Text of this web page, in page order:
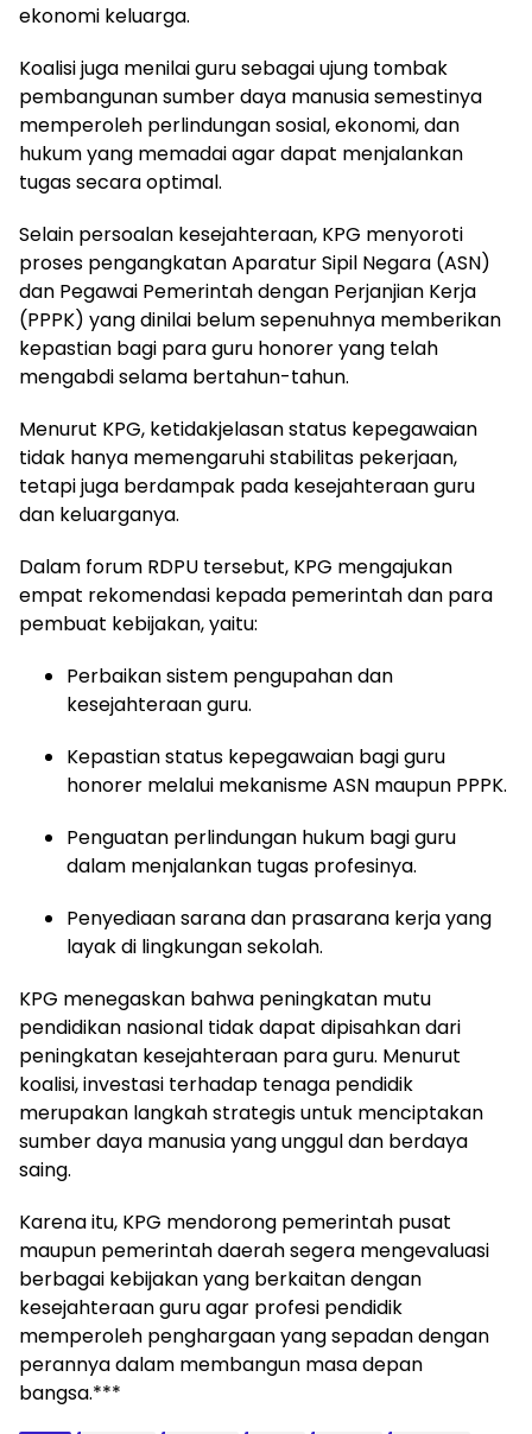
ekonomi keluarga.
Koalisi juga menilai guru sebagai ujung tombak
pembangunan sumber daya manusia semestinya
memperoleh perlindungan sosial, ekonomi, dan
hukum yang memadai agar dapat menjalankan
tugas secara optimal.
Selain persoalan kesejahteraan, KPG menyoroti
proses pengangkatan Aparatur Sipil Negara (ASN)
dan Pegawai Pemerintah dengan Perjanjian Kerja
(PPPK) yang dinilai belum sepenuhnya memberikan
kepastian bagi para guru honorer yang telah
mengabdi selama bertahun-tahun.
Menurut KPG, ketidakjelasan status kepegawaian
tidak hanya memengaruhi stabilitas pekerjaan,
tetapi juga berdampak pada kesejahteraan guru
dan keluarganya.
Dalam forum RDPU tersebut, KPG mengajukan
empat rekomendasi kepada pemerintah dan para
pembuat kebijakan, yaitu:
Perbaikan sistem pengupahan dan
kesejahteraan guru.
Kepastian status kepegawaian bagi guru
honorer melalui mekanisme ASN maupun PPPK.
Penguatan perlindungan hukum bagi guru
dalam menjalankan tugas profesinya.
Penyediaan sarana dan prasarana kerja yang
layak di lingkungan sekolah.
KPG menegaskan bahwa peningkatan mutu
pendidikan nasional tidak dapat dipisahkan dari
peningkatan kesejahteraan para guru. Menurut
koalisi, investasi terhadap tenaga pendidik
merupakan langkah strategis untuk menciptakan
sumber daya manusia yang unggul dan berdaya
saing.
Karena itu, KPG mendorong pemerintah pusat
maupun pemerintah daerah segera mengevaluasi
berbagai kebijakan yang berkaitan dengan
kesejahteraan guru agar profesi pendidik
memperoleh penghargaan yang sepadan dengan
perannya dalam membangun masa depan
bangsa.***